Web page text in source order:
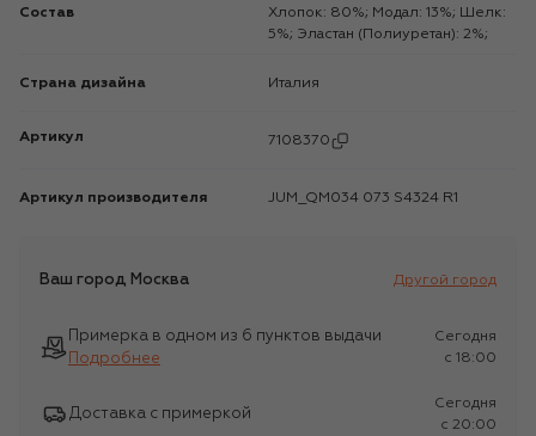
Состав
Хлопок: 80%; Модал: 13%; Шелк:
5%; Эластан (Полиуретан): 2%;
Страна дизайна Италия
Артикул 7108370
Артикул производителя JUM_QM034 073 S4324 R1
Ваш город Москва Другой город
Примерка в одном из 6 пунктов выдачи
Подробнее
Сегодня
c 18:00
Доставка с примеркой
Сегодня
c 20:00